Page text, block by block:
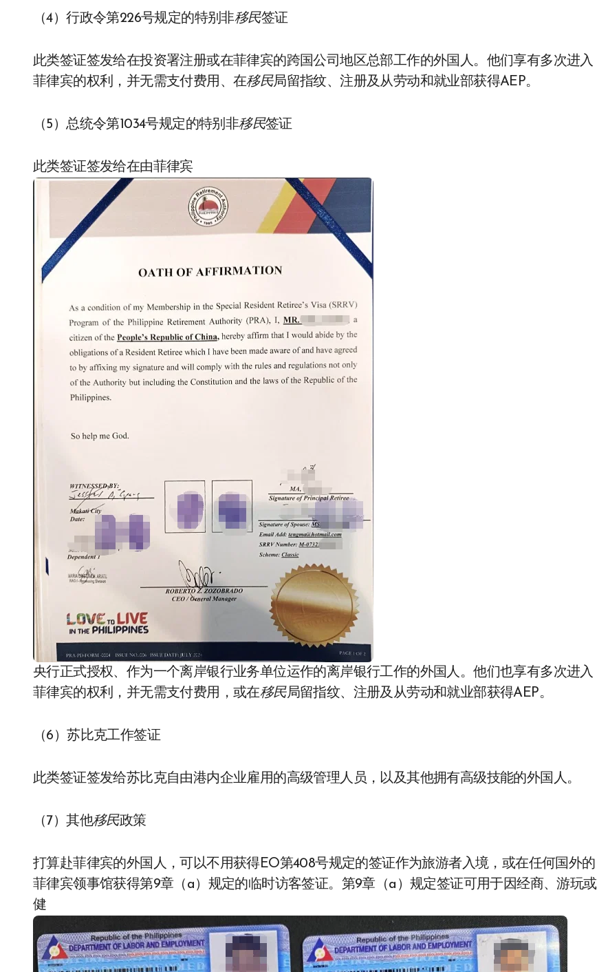
（4）行政令第226号规定的特别非移民签证
此类签证签发给在投资署注册或在菲律宾的跨国公司地区总部工作的外国人。他们享有多次进入
菲律宾的权利，并无需支付费用、在移民局留指纹、注册及从劳动和就业部获得AEP。
（5）总统令第1034号规定的特别非移民签证
此类签证签发给在由菲律宾
央行正式授权、作为一个离岸银行业务单位运作的离岸银行工作的外国人。他们也享有多次进入
菲律宾的权利，并无需支付费用，或在移民局留指纹、注册及从劳动和就业部获得AEP。
（6）苏比克工作签证
此类签证签发给苏比克自由港内企业雇用的高级管理人员，以及其他拥有高级技能的外国人。
（7）其他移民政策
打算赴菲律宾的外国人，可以不用获得EO第408号规定的签证作为旅游者入境，或在任何国外的
菲律宾领事馆获得第9章（a）规定的临时访客签证。第9章（a）规定签证可用于因经商、游玩或
健